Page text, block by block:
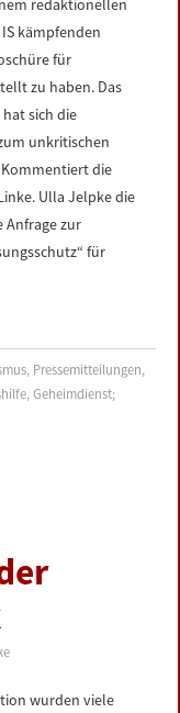
redaktionellen
kämpfenden
für
zu haben. Das
sich die
unkritischen
Kommentiert die
Ulla Jelpke die
Anfrage zur
für
, Pressemitteilungen,
, Geheimdienst;
wurden viele